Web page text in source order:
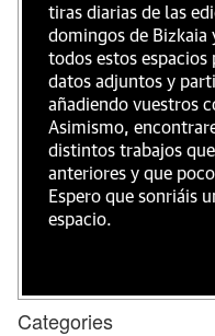
tiras diarias de las
domingos de Bizkaia
todos estos espacios
datos adjuntos y
añadiendo vuestros
Asimismo,
distintos trabajos
anteriores y que
Espero que sonriáis
espacio.
Categories